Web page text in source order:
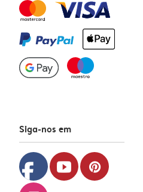
Siga-nos em
facebook youtube pinterest